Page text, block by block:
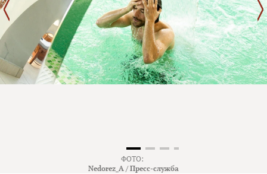
ФОТО:
Nedorez_A / Пресс-служба